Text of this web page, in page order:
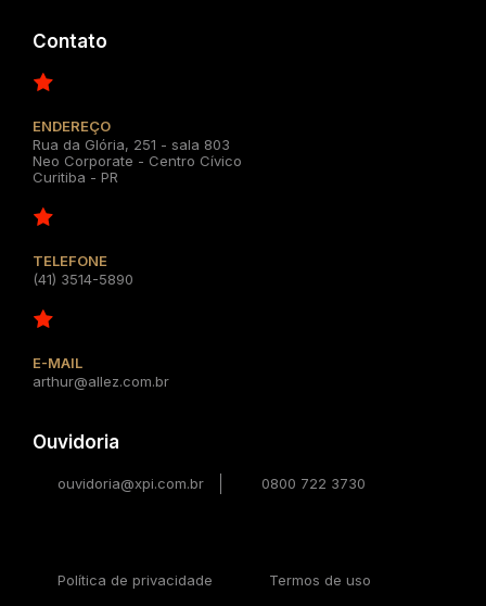
Contato
ENDEREÇO
Rua da Glória, 251 - sala 803
Neo Corporate - Centro Cívico
Curitiba - PR
TELEFONE
(41) 3514-5890
E-MAIL
arthur@allez.com.br
Ouvidoria
ouvidoria@xpi.com.br 0800 722 3730
Política de privacidade Termos de uso